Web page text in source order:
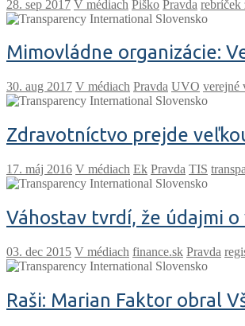
V médiach Piško Pravda rebríček
Mimovládne organizácie:
V médiach Pravda UVO verejné
Zdravotníctvo prejde
V médiach Ek Pravda TIS
Váhostav tvrdí, že údajmi
V médiach finance.sk Pravda
Raši: Marian Faktor obral